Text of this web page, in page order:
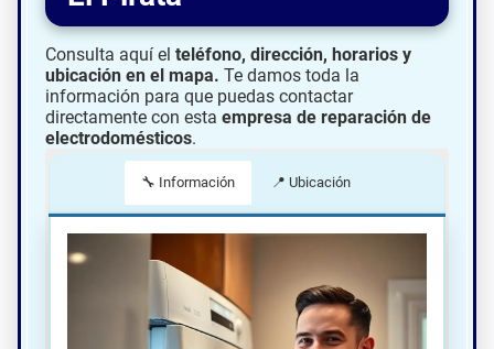
Consulta aquí el teléfono, dirección, horarios y
ubicación en el mapa. Te damos toda la
información para que puedas contactar
directamente con esta empresa de reparación de
electrodomésticos.
🔧 Información 📍 Ubicación